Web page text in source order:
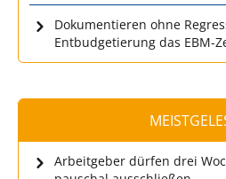
Dokumentieren ohne
Entbudgetierung das EBM-
Arbeitgeber dürfen drei